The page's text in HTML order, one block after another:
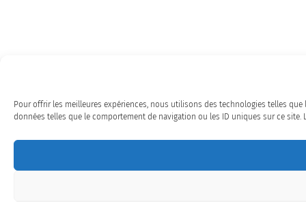
Pour offrir les meilleures expériences, nous utilisons des technologies telles
données telles que le comportement de navigation ou les ID uniques sur ce